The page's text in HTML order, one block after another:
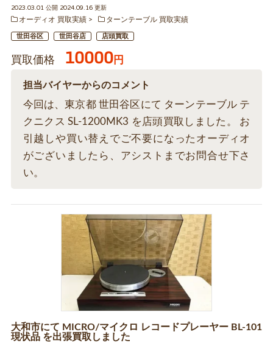
2023.03.01 公開 2024.09.16 更新
オーディオ 買取実績
ターンテーブル 買取実績
世田谷区 世田谷店 店頭買取
買取価格 10000円
担当バイヤーからのコメント
今回は、東京都 世田谷区にて ターンテーブル テ
クニクス SL-1200MK3 を店頭買取しました。 お
引越しや買い替えでご不要になったオーディオ
がございましたら、アシストまでお問合せ下さ
い。
大和市にて MICRO/マイクロ レコードプレーヤー BL-101
現状品 を出張買取しました